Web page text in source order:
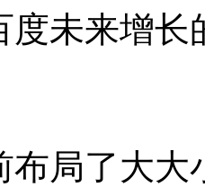
度未来增长
布局了大大